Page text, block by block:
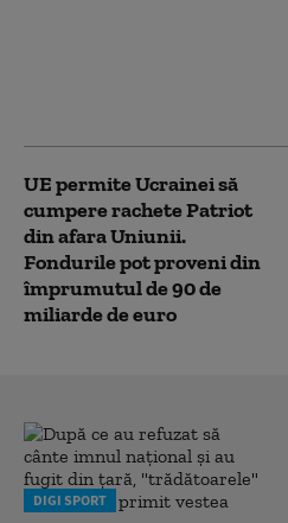
UE permite Ucrainei să
cumpere rachete Patriot
din afara Uniunii.
Fondurile pot proveni din
împrumutul de 90 de
miliarde de euro
DIGI SPORT